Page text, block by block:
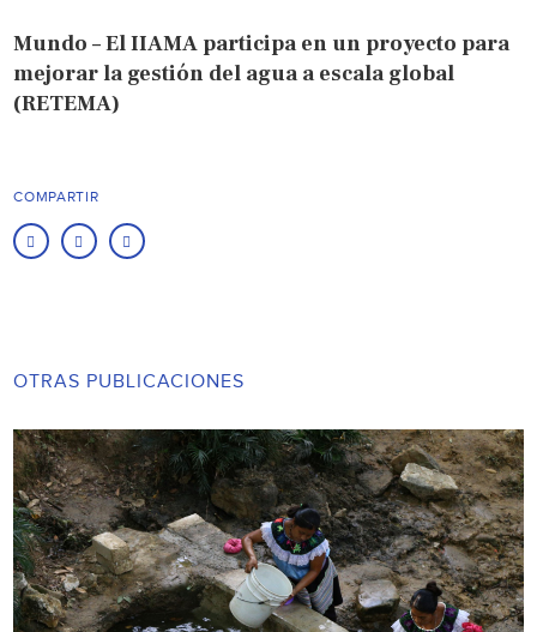
Mundo – El IIAMA participa en un proyecto para
mejorar la gestión del agua a escala global
(RETEMA)
COMPARTIR
OTRAS PUBLICACIONES